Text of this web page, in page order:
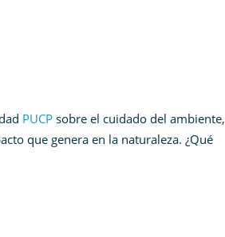
PUCP sobre el cuidado del ambiente,
que genera en la naturaleza. ¿Qué